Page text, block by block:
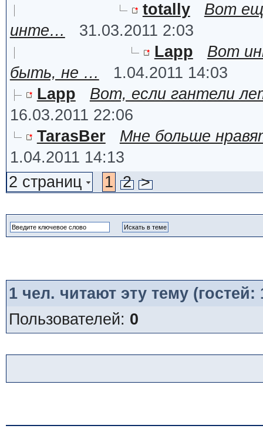
totally
Вот
инте…
31.03.2011 2:03
Lapp
Вот
быть, не …
1.04.2011 14:03
Lapp
Вот, если гантели
16.03.2011 22:06
TarasBer
Мне больше
1.04.2011 14:13
2 страниц
1 2 >
1чел. читают эту тему
Пользователей: 0